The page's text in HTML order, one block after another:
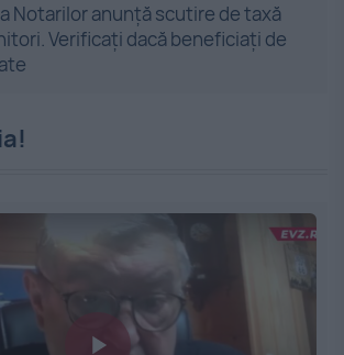
Notarilor anunță scutire de taxă
Verificați dacă beneficiați de